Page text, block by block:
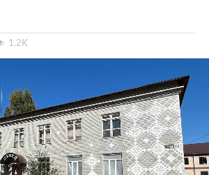
1.2K